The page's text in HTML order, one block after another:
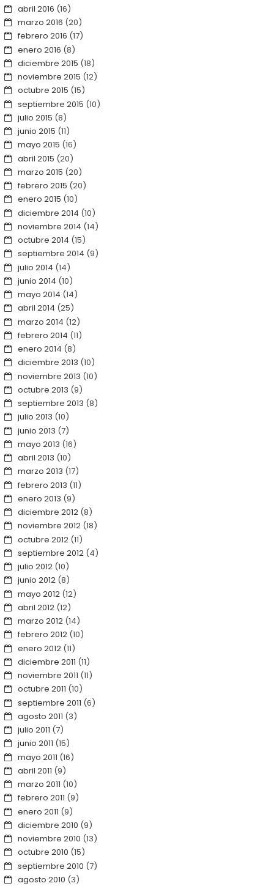
abril 2016 (16)
marzo 2016 (20)
febrero 2016 (17)
enero 2016 (8)
diciembre 2015 (18)
noviembre 2015 (12)
octubre 2015 (15)
septiembre 2015 (10)
julio 2015 (8)
junio 2015 (11)
mayo 2015 (16)
abril 2015 (20)
marzo 2015 (20)
febrero 2015 (20)
enero 2015 (10)
diciembre 2014 (10)
noviembre 2014 (14)
octubre 2014 (15)
septiembre 2014 (9)
julio 2014 (14)
junio 2014 (10)
mayo 2014 (14)
abril 2014 (25)
marzo 2014 (12)
febrero 2014 (11)
enero 2014 (8)
diciembre 2013 (10)
noviembre 2013 (10)
octubre 2013 (9)
septiembre 2013 (8)
julio 2013 (10)
junio 2013 (7)
mayo 2013 (16)
abril 2013 (10)
marzo 2013 (17)
febrero 2013 (11)
enero 2013 (9)
diciembre 2012(8)
noviembre 2012(18)
octubre 2012(11)
septiembre 2012(4)
julio 2012(10)
junio 2012(8)
mayo 2012(12)
abril 2012(12)
marzo 2012(14)
febrero 2012(10)
enero 2012(11)
diciembre 2011 (11)
noviembre 2011 (11)
octubre 2011 (10)
septiembre 2011 (6)
agosto 2011 (3)
julio 2011 (7)
junio 2011 (15)
mayo 2011 (16)
abril 2011 (9)
marzo 2011 (10)
febrero 2011 (9)
enero 2011 (9)
diciembre 2010 (9)
noviembre 2010 (13)
octubre 2010 (15)
septiembre 2010 (7)
agosto 2010 (3)